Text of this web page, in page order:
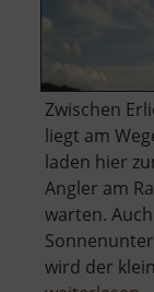
Zwischen
liegt am
laden hier
Angler am
warten.
wird der